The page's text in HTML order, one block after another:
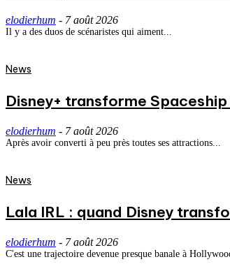
elodierhum - 7 août 2026
Il y a des duos de scénaristes qui aiment...
News
Disney+ transforme
elodierhum - 7 août 2026
Après avoir converti à peu près toutes ses attractions...
News
Lala IRL : quand Disney
elodierhum - 7 août 2026
C'est une trajectoire devenue presque banale à